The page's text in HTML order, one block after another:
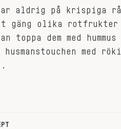
aldrig på krispiga
gäng olika
toppa dem med
med